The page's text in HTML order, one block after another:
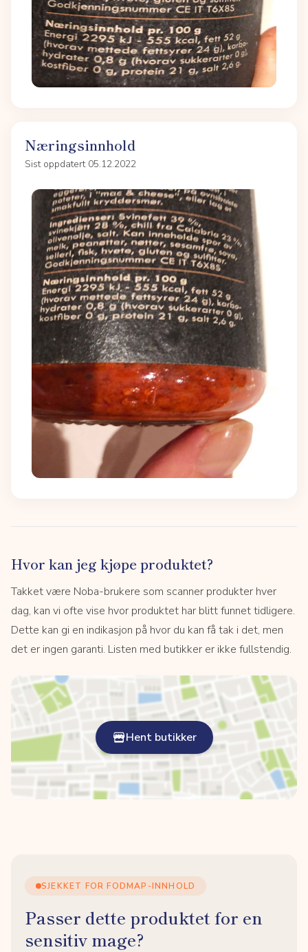
Næringsinnhold
Sist oppdatert 05.12.2022
Hvor kan jeg kjøpe produktet?
Takket være Noba-brukere som scanner produkter hver
dag, kan vi ofte vise hvor produktet har blitt funnet tidligere.
Dette kan gi en indikasjon på hvor du kan få tak i det, men
det er ingen garanti. Listen med butikker er ikke fullstendig.
Hent butikker
SJEKKET FOR FODMAP-INNHOLD
Passer dette produktet for en
sensitiv mage?